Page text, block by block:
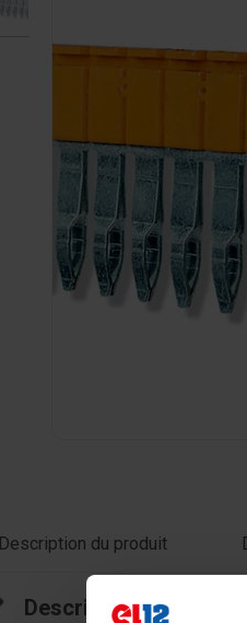
Description du produit
Description du produit